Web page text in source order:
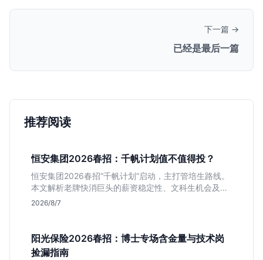
下一篇 →
已经是最后一篇
推荐阅读
恒安集团2026春招：千帆计划值不值得投？
恒安集团2026春招“千帆计划”启动，主打管培生路线。
本文解析老牌快消巨头的薪资稳定性、文科生机会及决
策链条长的局限，帮你判断是否值得投递。
2026/8/7
阳光保险2026春招：博士专场含金量与技术岗
捡漏指南